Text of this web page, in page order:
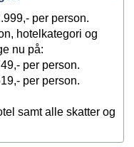
per person.
hotelkategori og
nu på:
per person.
per person.
samt alle skatter og